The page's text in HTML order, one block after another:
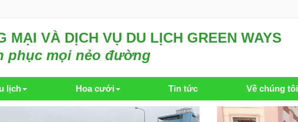
MẠI VÀ DỊCH VỤ DU LỊCH GREEN WAYS
phục mọi nẻo đường
lịch Hoa cưới Tin tức Về chúng tôi